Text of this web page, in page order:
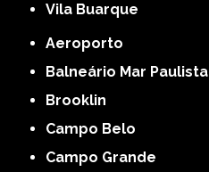
Vila Buarque
Aeroporto
Balneário Mar Paulista
Brooklin
Campo Belo
Campo Grande